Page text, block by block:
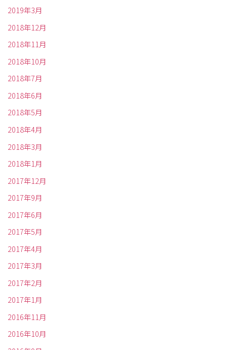
2019年3月
2018年12月
2018年11月
2018年10月
2018年7月
2018年6月
2018年5月
2018年4月
2018年3月
2018年1月
2017年12月
2017年9月
2017年6月
2017年5月
2017年4月
2017年3月
2017年2月
2017年1月
2016年11月
2016年10月